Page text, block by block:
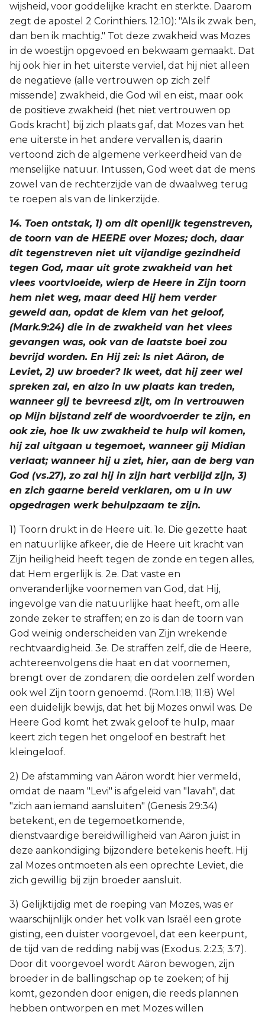
wijsheid, voor goddelijke kracht en sterkte. Daarom
zegt de apostel 2 Corinthiers. 12:10): "Als ik zwak ben,
dan ben ik machtig." Tot deze zwakheid was Mozes
in de woestijn opgevoed en bekwaam gemaakt. Dat
hij ook hier in het uiterste verviel, dat hij niet alleen
de negatieve (alle vertrouwen op zich zelf
missende) zwakheid, die God wil en eist, maar ook
de positieve zwakheid (het niet vertrouwen op
Gods kracht) bij zich plaats gaf, dat Mozes van het
ene uiterste in het andere vervallen is, daarin
vertoond zich de algemene verkeerdheid van de
menselijke natuur. Intussen, God weet dat de mens
zowel van de rechterzijde van de dwaalweg terug
te roepen als van de linkerzijde.
14. Toen ontstak, 1) om dit openlijk tegenstreven,
de toorn van de HEERE over Mozes; doch, daar
dit tegenstreven niet uit vijandige gezindheid
tegen God, maar uit grote zwakheid van het
vlees voortvloeide, wierp de Heere in Zijn toorn
hem niet weg, maar deed Hij hem verder
geweld aan, opdat de kiem van het geloof,
(Mark.9:24) die in de zwakheid van het vlees
gevangen was, ook van de laatste boei zou
bevrijd worden. En Hij zei: Is niet Aäron, de
Leviet, 2) uw broeder? Ik weet, dat hij zeer wel
spreken zal, en alzo in uw plaats kan treden,
wanneer gij te bevreesd zijt, om in vertrouwen
op Mijn bijstand zelf de woordvoerder te zijn, en
ook zie, hoe Ik uw zwakheid te hulp wil komen,
hij zal uitgaan u tegemoet, wanneer gij Midian
verlaat; wanneer hij u ziet, hier, aan de berg van
God (vs.27), zo zal hij in zijn hart verblijd zijn, 3)
en zich gaarne bereid verklaren, om u in uw
opgedragen werk behulpzaam te zijn.
1) Toorn drukt in de Heere uit. 1e. Die gezette haat
en natuurlijke afkeer, die de Heere uit kracht van
Zijn heiligheid heeft tegen de zonde en tegen alles,
dat Hem ergerlijk is. 2e. Dat vaste en
onveranderlijke voornemen van God, dat Hij,
ingevolge van die natuurlijke haat heeft, om alle
zonde zeker te straffen; en zo is dan de toorn van
God weinig onderscheiden van Zijn wrekende
rechtvaardigheid. 3e. De straffen zelf, die de Heere,
achtereenvolgens die haat en dat voornemen,
brengt over de zondaren; die oordelen zelf worden
ook wel Zijn toorn genoemd. (Rom.1:18; 11:8) Wel
een duidelijk bewijs, dat het bij Mozes onwil was. De
Heere God komt het zwak geloof te hulp, maar
keert zich tegen het ongeloof en bestraft het
kleingeloof.
2) De afstamming van Aäron wordt hier vermeld,
omdat de naam "Levi" is afgeleid van "lavah", dat
"zich aan iemand aansluiten" (Genesis 29:34)
betekent, en de tegemoetkomende,
dienstvaardige bereidwilligheid van Aäron juist in
deze aankondiging bijzondere betekenis heeft. Hij
zal Mozes ontmoeten als een oprechte Leviet, die
zich gewillig bij zijn broeder aansluit.
3) Gelijktijdig met de roeping van Mozes, was er
waarschijnlijk onder het volk van Israël een grote
gisting, een duister voorgevoel, dat een keerpunt,
de tijd van de redding nabij was (Exodus. 2:23; 3:7).
Door dit voorgevoel wordt Aäron bewogen, zijn
broeder in de ballingschap op te zoeken; of hij
komt, gezonden door enigen, die reeds plannen
hebben ontworpen en met Mozes willen